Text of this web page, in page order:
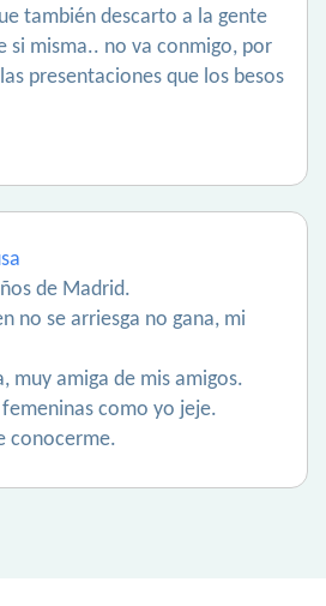
también descarto a la gente
si misma.. no va conmigo, por
presentaciones que los besos
de Madrid.
no se arriesga no gana, mi
muy amiga de mis amigos.
como yo jeje.
conocerme.